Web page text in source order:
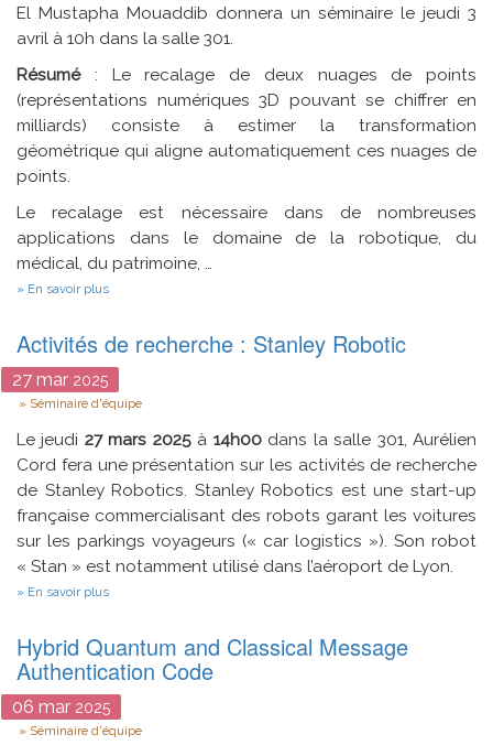
El Mustapha Mouaddib donnera un séminaire le jeudi 3
avril à 10h dans la salle 301.
Résumé: Le recalage de deux nuages de points
(représentations numériques 3D pouvant se chiffrer en
milliards) consiste à estimer la transformation
géométrique qui aligne automatiquement ces nuages de
points.
Le recalage est nécessaire dans de nombreuses
applications dans le domaine de la robotique, du
médical, du patrimoine, …
En savoir plus
de
nuages
de
nuages
de
sans
features,
sans
ICP
…
et
sans
Deep
Activités de recherche : Stanley Robotic
27 mar2025
Type
Séminaire d'équipe
Le jeudi 27 mars 2025à 14h00dans la salle 301, Aurélien
Cord fera une présentation sur les activités de recherche
de Stanley Robotics. Stanley Robotics est une start-up
française commercialisant des robots garant les voitures
sur les parkings voyageurs (« car logistics »). Son robot
« Stan » est notamment utilisé dans l’aéroport de Lyon.
En savoir plus
recherche
:
Stanley
Robotic
Hybrid Quantum and Classical Message
Authentication Code
06 mar2025
Type
Séminaire d'équipe